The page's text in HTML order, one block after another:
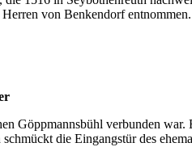
von Benkendorf entnommen.
Göppmannsbühl verbunden
die Eingangstür des